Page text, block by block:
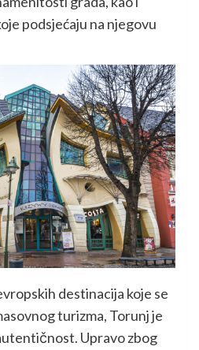
podsjećaju na njegovu
destinacija koje se
turizma, Torunj je
Upravo zbog